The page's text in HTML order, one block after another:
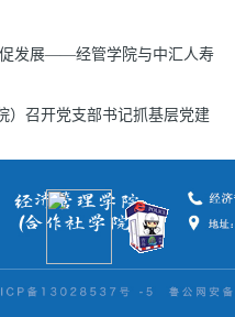
发展——经管学院与中汇人寿
）召开党支部书记抓基层党建